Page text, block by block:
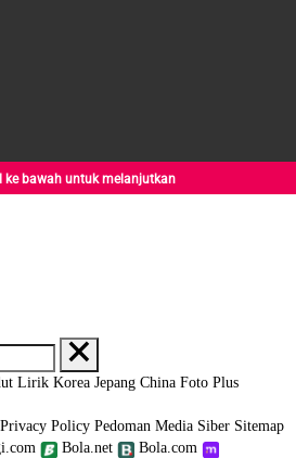
ke bawah untuk melanjutkan
Lirik Korea Jepang China Foto Plus
Privacy Policy Pedoman Media Siber Sitemap
Bola.net
Bola.com